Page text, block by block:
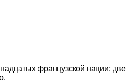
французской нации; две